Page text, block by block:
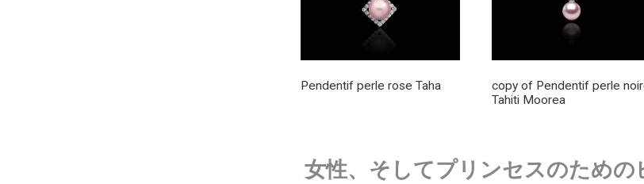
Pendentif perle rose Taha
copy of Pendentif perle
Tahiti Moorea
女性、そしてプリンセスのため